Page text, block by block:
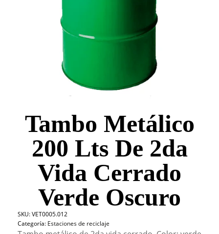
Tambo Metálico
200 Lts De 2da
Vida Cerrado
Verde Oscuro
SKU:VET0005.012
Categoría: Estaciones de reciclaje